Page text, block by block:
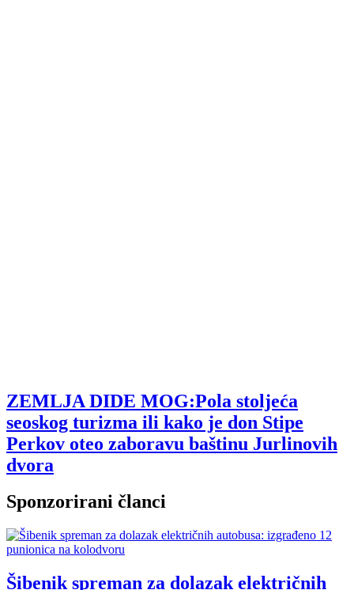
ZEMLJA DIDE MOG:Pola stoljeća
seoskog turizma ili kako je don Stipe
Perkov oteo zaboravu baštinu Jurlinovih
dvora
Sponzorirani članci
Šibenik spreman za dolazak električnih